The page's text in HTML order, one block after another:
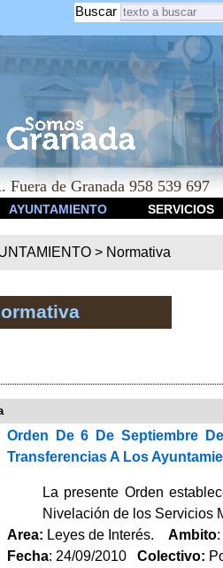
Buscar
de Granada 958 539 697
AYUNTAMIENTO SERVICIOS
> Normativa
Orden De 6 De Septiembre
Transferencias A Los
La presente Orden
Nivelación de los Servicios
Area: Leyes de Interés. Ambito:
Fecha: 24/09/2010Colectivo: